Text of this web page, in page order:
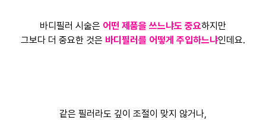
바디필러 시술은 어떤 제품을 쓰느냐도 중요하지만
그보다 더 중요한 것은 바디필러를 어떻게 주입하느냐인데요.
같은 필러라도 깊이 조절이 맞지 않거나,